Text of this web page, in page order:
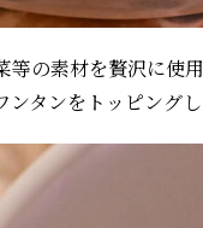
等の素材を贅沢に
タンをトッピング